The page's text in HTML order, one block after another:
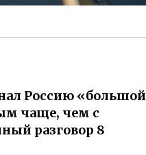
Россию «большой
чаще, чем с
разговор 8